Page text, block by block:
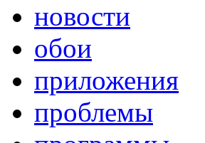
новости
обои
приложения
проблемы